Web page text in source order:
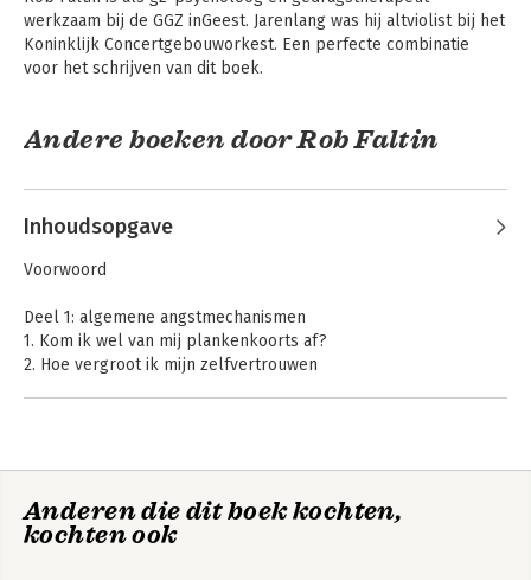
werkzaam bij de GGZ inGeest. Jarenlang was hij altviolist bij het
Koninklijk Concertgebouworkest. Een perfecte combinatie
voor het schrijven van dit boek.
Andere boeken door Rob Faltin
Inhoudsopgave
Voorwoord
Deel 1: algemene angstmechanismen
1. Kom ik wel van mij plankenkoorts af?
2. Hoe vergroot ik mijn zelfvertrouwen
8. Blijf aan je plankenkoorts werken!
9. Hoe verwoord ik angstwekkende gedachten?
Anderen die dit boek kochten,
kochten ook